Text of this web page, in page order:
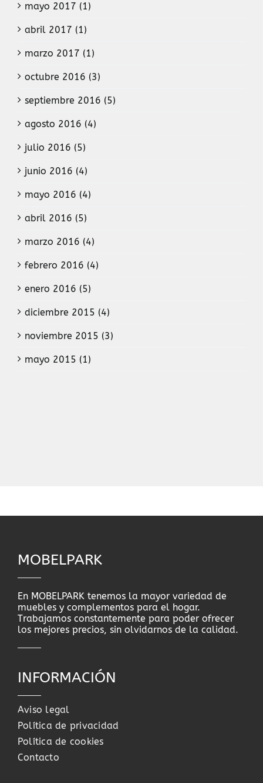
mayo 2017 (1)
abril 2017 (1)
marzo 2017 (1)
octubre 2016 (3)
septiembre 2016 (5)
agosto 2016 (4)
julio 2016 (5)
junio 2016 (4)
mayo 2016 (4)
abril 2016 (5)
marzo 2016 (4)
febrero 2016 (4)
enero 2016 (5)
diciembre 2015 (4)
noviembre 2015 (3)
mayo 2015 (1)
MOBELPARK
En MOBELPARK tenemos la mayor variedad de
muebles y complementos para el hogar.
Trabajamos constantemente para poder ofrecer
los mejores precios, sin olvidarnos de la calidad.
INFORMACIÓN
Aviso legal
Política de privacidad
Política de cookies
Contacto